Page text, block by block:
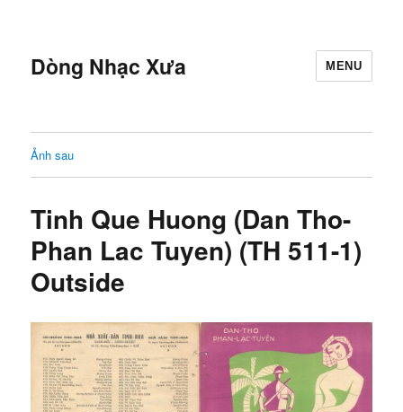
Dòng Nhạc Xưa MENU
Ảnh sau
Tinh Que Huong (Dan Tho-
Phan Lac Tuyen) (TH 511-1)
Outside